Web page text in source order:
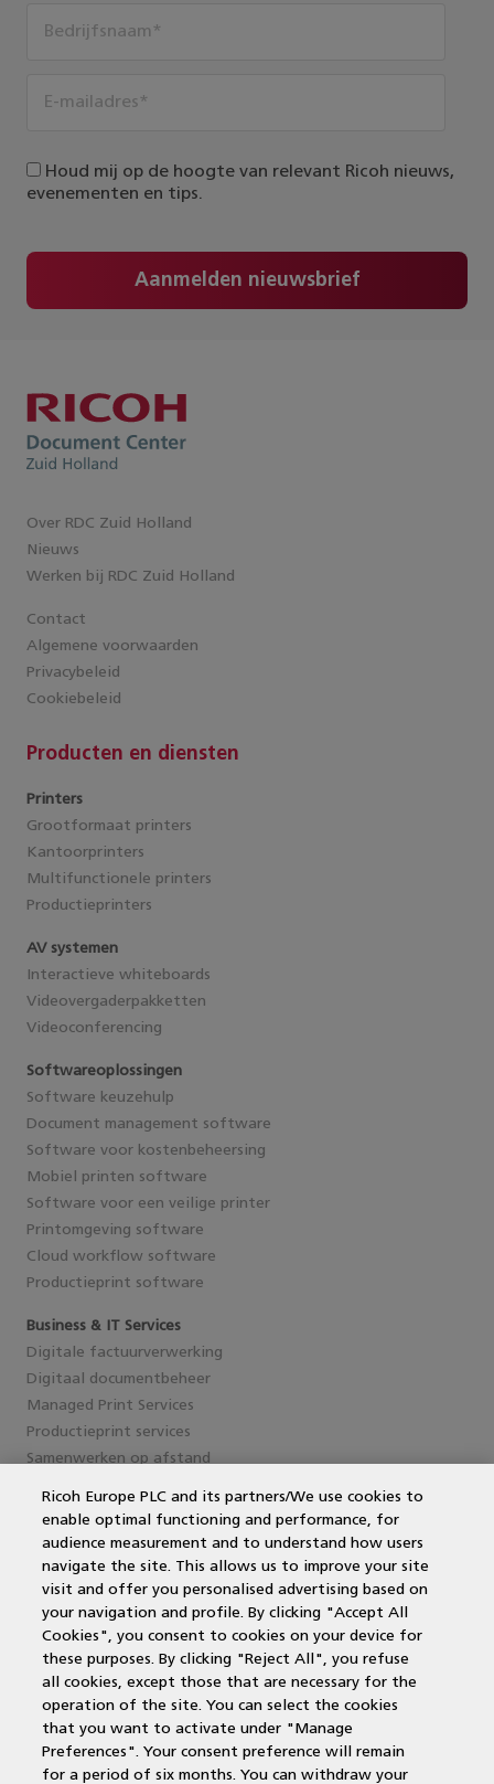
Houd mij op de hoogte van relevant Ricoh nieuws,
evenementen en tips.
Aanmelden nieuwsbrief
Over RDC Zuid Holland
Nieuws
Werken bij RDC Zuid Holland
Contact
Algemene voorwaarden
Privacybeleid
Cookiebeleid
Producten en diensten
Printers
Grootformaat printers
Kantoorprinters
Multifunctionele printers
Productieprinters
AV systemen
Interactieve whiteboards
Videovergaderpakketten
Videoconferencing
Softwareoplossingen
Software keuzehulp
Document management software
Software voor kostenbeheersing
Mobiel printen software
Software voor een veilige printer
Printomgeving software
Cloud workflow software
Productieprint software
Business & IT Services
Digitale factuurverwerking
Digitaal documentbeheer
Managed Print Services
Productieprint services
Samenwerken op afstand
Service en support
MPS Printing
Kantoorprinter vergelijken
Kopieermachines
MPS offerte aanvragen
Contactgegevens
Ricoh Europe PLC and its partners/We use cookies to
enable optimal functioning and performance, for
audience measurement and to understand how users
navigate the site. This allows us to improve your site
visit and offer you personalised advertising based on
your navigation and profile. By clicking "Accept All
Cookies", you consent to cookies on your device for
these purposes. By clicking "Reject All", you refuse
all cookies, except those that are necessary for the
operation of the site. You can select the cookies
that you want to activate under "Manage
Preferences". Your consent preference will remain
for a period of six months. You can withdraw your